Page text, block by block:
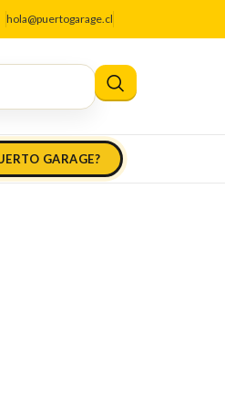
hola@puertogarage.cl
GARAGE?